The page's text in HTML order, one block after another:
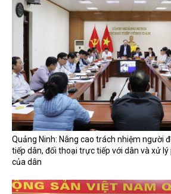
Quảng Ninh: Nâng cao trách nhiệm người
tiếp dân, đối thoại trực tiếp với dân và xử lý
của dân